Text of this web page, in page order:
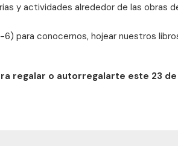
y actividades alrededor de las obras
para conocernos, hojear nuestros
regalar o autorregalarte este 23